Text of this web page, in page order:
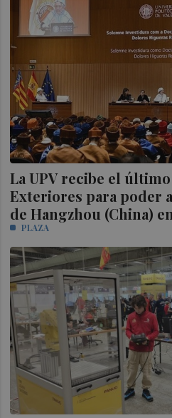
La UPV recibe el
Exteriores para poder
de Hangzhou (China)
PLAZA